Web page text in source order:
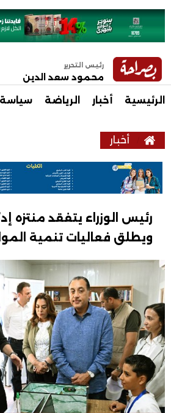
رئيس التحرير
محمود سعد الدين
الرئيسية أخبار الرياضة سياسة
أخبار
رئيس الوزراء يتفقد منتزه
ويطلق فعاليات تنمية